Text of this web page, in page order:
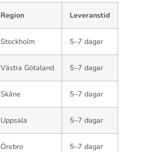
Region Leveranstid
Stockholm 5–7 dagar
Västra Götaland 5–7 dagar
Skåne 5–7 dagar
Uppsala 5–7 dagar
Örebro 5–7 dagar